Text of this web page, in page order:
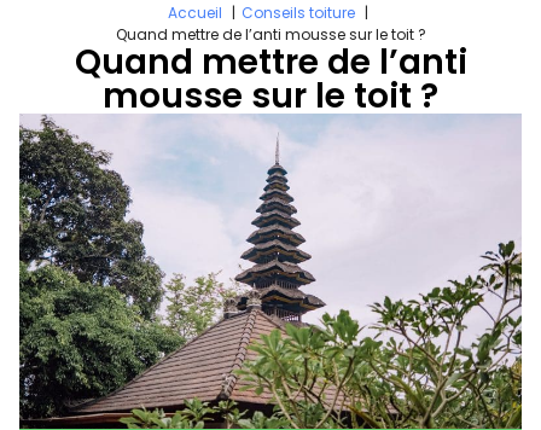
Accueil
Conseils toiture
Quand mettre de l’anti mousse sur le toit ?
Quand mettre de l’anti
mousse sur le toit ?